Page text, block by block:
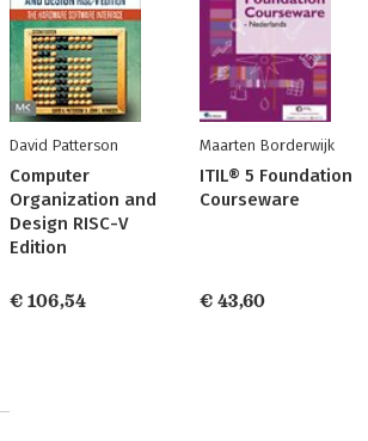
David Patterson
Computer
Organization and
Design RISC-V
Edition
€ 106,54
Maarten Borderwijk
ITIL® 5 Foundation
Courseware
€ 43,60